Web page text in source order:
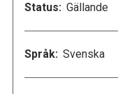
Status: Gällande
Språk: Svenska